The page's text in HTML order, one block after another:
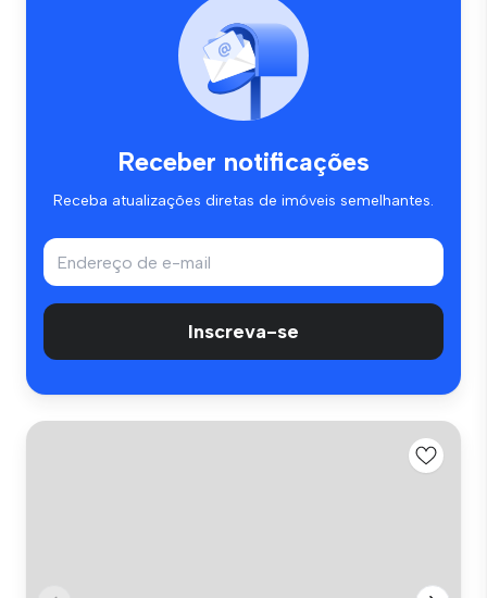
Receber notificações
Receba atualizações diretas de imóveis semelhantes.
Inscreva-se